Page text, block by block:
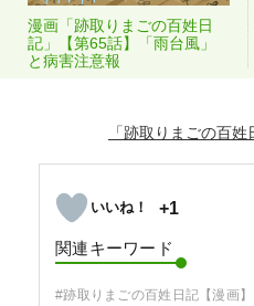
漫画「跡取りまごの百姓日
記」【第65話】「雨台風」
と病害注意報
「跡取りまごの百姓
+1
関連キーワード
#跡取りまごの百姓日記【漫画】